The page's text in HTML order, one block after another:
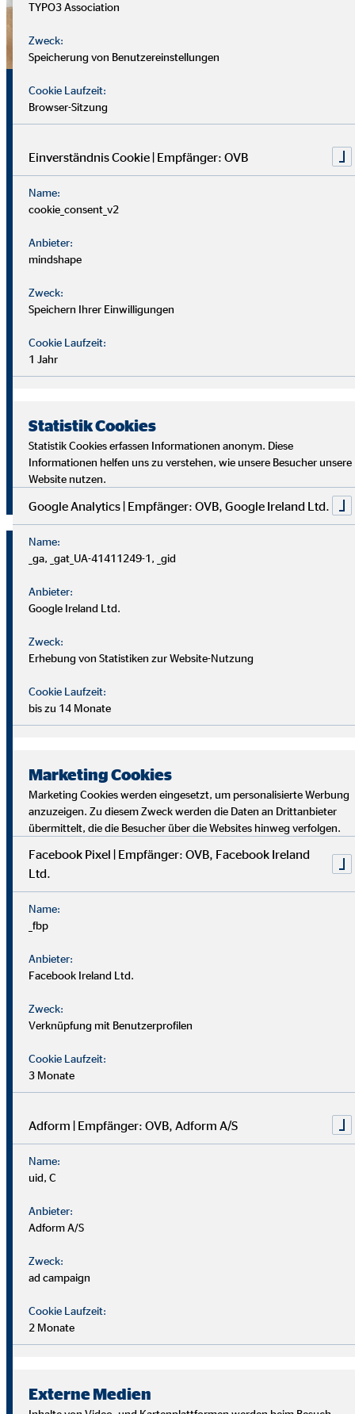
Sicherheit, Chancen und
echte Perspektiven
Für uns zählt nicht dein Lebenslauf, sondern wer du bist und
was du erreichen möchtest. Wichtiger sind deine
zwischenmenschlichen und persönlichen Stärken.
Du solltest offen, kontaktfreudig und freundlich auftreten
Kund*innen hineinzuversetzen.
Als Berater in brauchst du zudem eine gute Struktur, den
Überblick im Arbeitsalltag sowie analytische Fähigkeiten,
um die Ziele deiner Kundinnen richtig zu verstehen und
Starte auch du als OVB Finanzberater*in durch!
Jetzt klicken und bewerben!
Bei uns findest du Sicherheit, Selbstbestimmung und
Flexibilität. Teamarbeit und Austausch stehen im
Mittelpunkt. Dein Alltag ist vielfältig, da jede*r Kund*in
individuelle Lösungen braucht. Als OVB-Berater*in
unterstützt du Kund*innen, die richtigen finanziellen
Entscheidungen zu treffen.
Wir suchen Persönlichkeiten mit Charakter, die aus dem
Du musst kein Finanzprofi sein – unsere Ausbildung bereitet
TYPO3 Association
Zweck:
Speicherung von Benutzereinstellungen
Cookie Laufzeit:
Browser-Sitzung
Einverständnis Cookie | Empfänger: OVB
Name:
cookie_consent_v2
Anbieter:
mindshape
Zweck:
Speichern Ihrer Einwilligungen
Cookie Laufzeit:
1 Jahr
Statistik Cookies
Statistik Cookies erfassen Informationen anonym. Diese
Informationen helfen uns zu verstehen, wie unsere Besucher unsere
Website nutzen.
Google Analytics | Empfänger: OVB, Google Ireland Ltd.
Name:
_ga, _gat_UA-41411249-1, _gid
Anbieter:
Google Ireland Ltd.
Zweck:
Erhebung von Statistiken zur Website-Nutzung
Cookie Laufzeit:
bis zu 14 Monate
Marketing Cookies
Marketing Cookies werden eingesetzt, um personalisierte Werbung
anzuzeigen. Zu diesem Zweck werden die Daten an Drittanbieter
übermittelt, die die Besucher über die Websites hinweg verfolgen.
Facebook Pixel | Empfänger: OVB, Facebook Ireland
Ltd.
Name:
_fbp
Anbieter:
Facebook Ireland Ltd.
Zweck:
Verknüpfung mit Benutzerprofilen
Cookie Laufzeit:
3 Monate
Adform | Empfänger: OVB, Adform A/S
Name:
uid, C
Anbieter:
Adform A/S
Zweck:
ad campaign
Cookie Laufzeit:
2 Monate
Externe Medien